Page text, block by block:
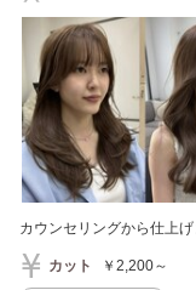
カウンセリングから仕上
カット ￥2,200～